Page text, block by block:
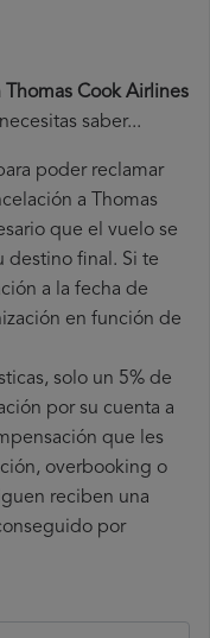
Thomas Cook Airlines
saber...
poder reclamar
a Thomas
que el vuelo se
destino final. Si te
a la fecha de
en función de
solo un 5% de
por su cuenta a
que les
overbooking o
reciben una
por